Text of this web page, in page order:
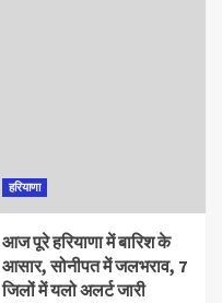
हरियाणा
आज पूरे हरियाणा में बारिश के
आसार, सोनीपत में जलभराव, 7
जिलों में यलो अलर्ट जारी